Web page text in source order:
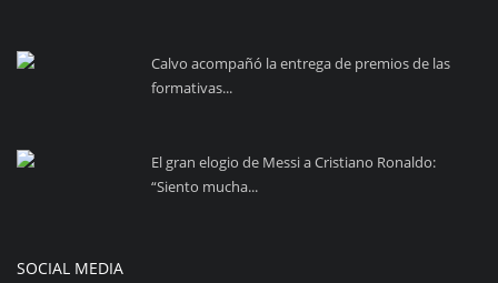
Calvo acompañó la entrega de premios de las
formativas...
El gran elogio de Messi a Cristiano Ronaldo:
“Siento mucha...
SOCIAL MEDIA